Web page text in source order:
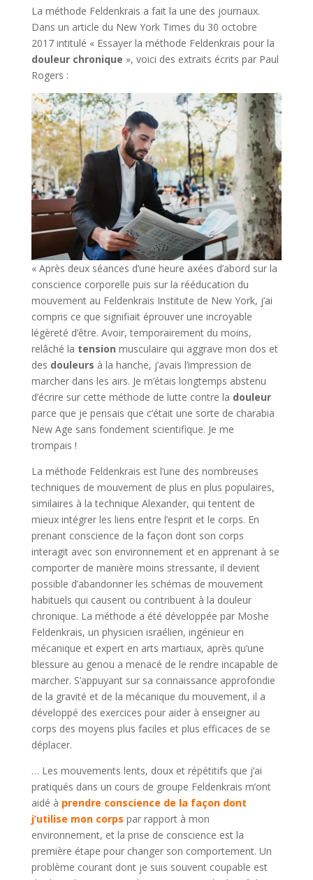
La méthode Feldenkrais a fait la une des journaux.
Dans un article du New York Times du 30 octobre
2017 intitulé « Essayer la méthode Feldenkrais pour la
douleur chronique », voici des extraits écrits par Paul
Rogers :
« Après deux séances d’une heure axées d’abord sur la
conscience corporelle puis sur la rééducation du
mouvement au Feldenkrais Institute de New York, j’ai
compris ce que signifiait éprouver une incroyable
légèreté d’être. Avoir, temporairement du moins,
relâché la tension musculaire qui aggrave mon dos et
des douleurs à la hanche, j’avais l’impression de
marcher dans les airs. Je m’étais longtemps abstenu
d’écrire sur cette méthode de lutte contre la douleur
parce que je pensais que c’était une sorte de charabia
New Age sans fondement scientifique. Je me
trompais !
La méthode Feldenkrais est l’une des nombreuses
techniques de mouvement de plus en plus populaires,
similaires à la technique Alexander, qui tentent de
mieux intégrer les liens entre l’esprit et le corps. En
prenant conscience de la façon dont son corps
interagit avec son environnement et en apprenant à se
comporter de manière moins stressante, il devient
possible d’abandonner les schémas de mouvement
habituels qui causent ou contribuent à la douleur
chronique. La méthode a été développée par Moshe
Feldenkrais, un physicien israélien, ingénieur en
mécanique et expert en arts martiaux, après qu’une
blessure au genou a menacé de le rendre incapable de
marcher. S’appuyant sur sa connaissance approfondie
de la gravité et de la mécanique du mouvement, il a
développé des exercices pour aider à enseigner au
corps des moyens plus faciles et plus efficaces de se
déplacer.
… Les mouvements lents, doux et répétitifs que j’ai
pratiqués dans un cours de groupe Feldenkrais m’ont
aidé à prendre conscience de la façon dont
j’utilise mon corps par rapport à mon
environnement, et la prise de conscience est la
première étape pour changer son comportement. Un
problème courant dont je suis souvent coupable est